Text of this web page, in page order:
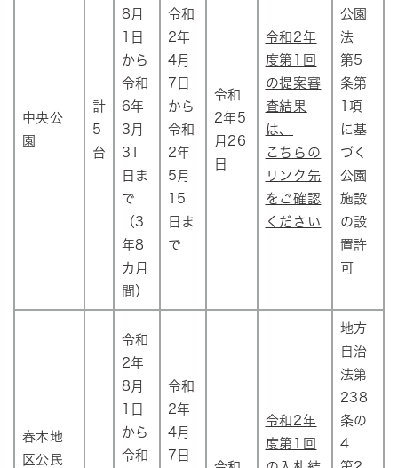
中央公
園
計
5
台
8月
1日
から
令和
6年
3月
31
日ま
で
（3
年8
カ月
間）
令和
2年
4月
7日
から
令和
2年
5月
15
日ま
で
令和
2年5
月26
日
令和2年
度第1回
の提案審
査結果
は、
こちらの
リンク先
をご確認
ください
公園
法
第5
条第
1項
に基
づく
公園
施設
の設
置許
可
春木地
区公民
令和
2年
8月
1日
から
令和
令和
2年
4月
7日
令和2年
度第1回
地方
自治
法第
238
条の
4